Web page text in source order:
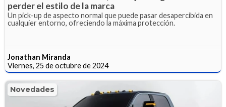
perder el estilo de la marca
Un pick-up de aspecto normal que puede pasar desapercibida en
cualquier entorno, ofreciendo la máxima protección.
Jonathan Miranda
Viernes, 25 de octubre de 2024
Novedades